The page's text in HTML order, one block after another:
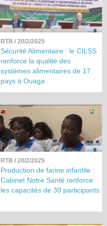
RTB / 20/2/2025
Sécurité Alimentaire : le CILSS
renforce la qualité des
systèmes alimentaires de 17
pays à Ouaga
RTB / 20/2/2025
Production de farine infantile :
Cabinet Notre Santé renforce
les capacités de 30 participants